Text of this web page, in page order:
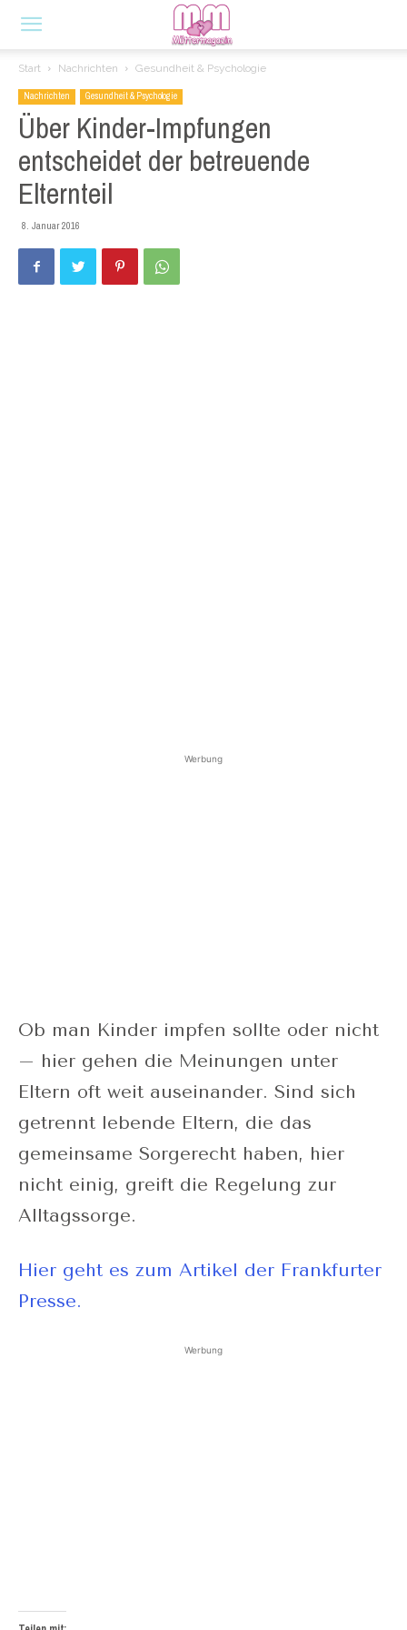
Start Nachrichten Gesundheit & Psychologie
Nachrichten Gesundheit & Psychologie
Über Kinder-Impfungen
entscheidet der betreuende
Elternteil
8. Januar 2016
Werbung
Ob man Kinder impfen sollte oder nicht
– hier gehen die Meinungen unter
Eltern oft weit auseinander. Sind sich
getrennt lebende Eltern, die das
gemeinsame Sorgerecht haben, hier
nicht einig, greift die Regelung zur
Alltagssorge.
Hier geht es zum Artikel der Frankfurter
Presse.
Werbung